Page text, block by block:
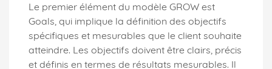
Le premier élément du modèle GROW est
Goals, qui implique la définition des objectifs
spécifiques et mesurables que le client souhaite
atteindre. Les objectifs doivent être clairs, précis
et définis en termes de résultats mesurables. Il